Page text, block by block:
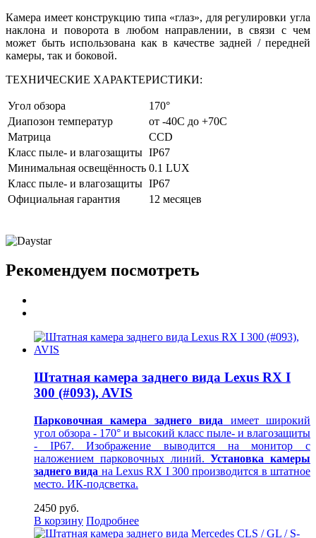
Камера имеет конструкцию типа «глаз», для регулировки угла
наклона и поворота в любом направлении, в связи с чем
может быть использована как в качестве задней / передней
камеры, так и боковой.
ТЕХНИЧЕСКИЕ ХАРАКТЕРИСТИКИ:
Угол обзора
170°
Диапозон температур
от -40C до +70C
Матрица
CCD
Класс пыле- и влагозащиты IP67
Минимальная освещённость 0.1 LUX
Класс пыле- и влагозащиты IP67
Официальная гарантия
12 месяцев
Рекомендуем посмотреть
Штатная камера заднего вида Lexus RX I
300 (#093), AVIS
Парковочная камера заднего вида имеет широкий
угол обзора - 170° и высокий класс пыле- и влагозащиты
- IP67. Изображение выводится на монитор с
наложением парковочных линий.Установка камеры
заднего вида на Lexus RX I 300 производится в штатное
место. ИК-подсветка.
2450 руб.
В корзину Подробнее